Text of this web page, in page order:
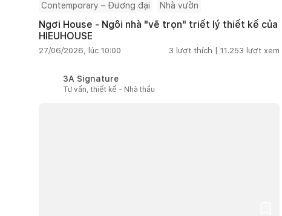
Contemporary – Đương đại Nhà vườn
Ngơi House - Ngôi nhà "vẽ trọn" triết lý thiết kế của
HIEUHOUSE
27/06/2026, lúc 10:00 3 lượt thích | 11.253 lượt xem
3A Signature
Tư vấn, thiết kế - Nhà thầu